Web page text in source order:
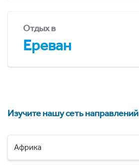
Отдых в
Ереван
Изучите нашу сеть направлений
Африка